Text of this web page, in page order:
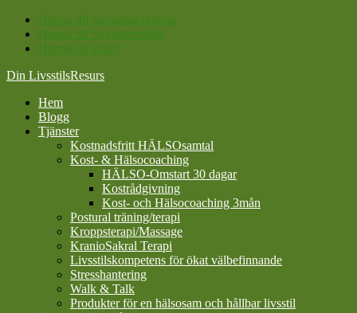
Hoppa till huvudnavigering
Hoppa till huvudinnehåll
Hoppa till sidfot
Din LivsstilsResurs
Hem
Blogg
Tjänster
Kostnadsfritt HÄLSOsamtal
Kost- & Hälsocoaching
HÄLSO-Omstart 30 dagar
Kostrådgivning
Kost- och Hälsocoaching 3mån
Postural träning/terapi
Kroppsterapi/Massage
KranioSakral Terapi
Livsstilskompetens för ökat välbefinnande
Stresshantering
Walk & Talk
Produkter för en hälsosam och hållbar livsstil